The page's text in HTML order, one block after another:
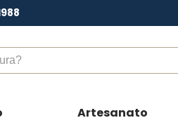
Artesanato